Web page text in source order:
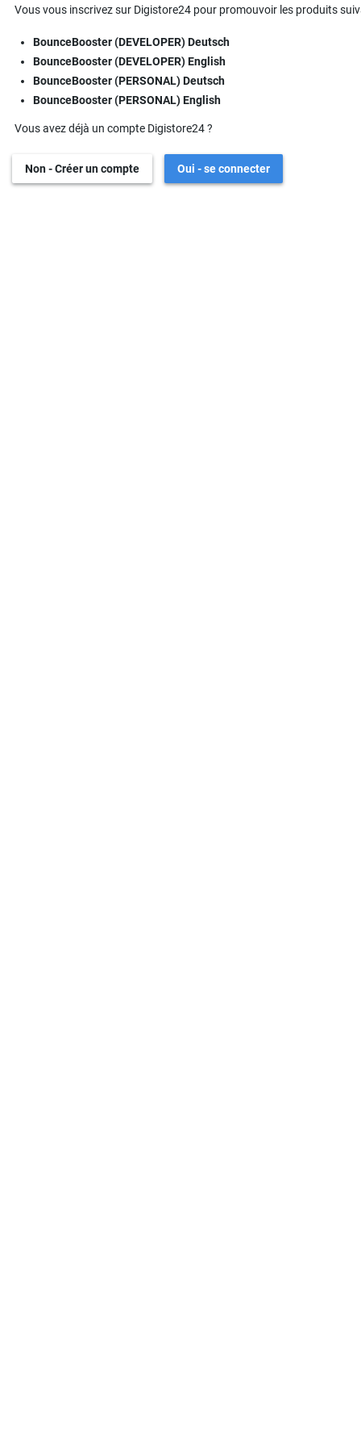
Vous vous inscrivez sur Digistore24 pour promouvoir les produits
BounceBooster (DEVELOPER) Deutsch
BounceBooster (DEVELOPER) English
BounceBooster (PERSONAL) Deutsch
BounceBooster (PERSONAL) English
Vous avez déjà un compte Digistore24 ?
Non - Créer un compte Oui - se connecter